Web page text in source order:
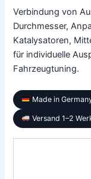
Verbindung von
Durchmesser,
Katalysatoren,
für individuelle
Fahrzeugtuning.
Made in
Versand 1–2